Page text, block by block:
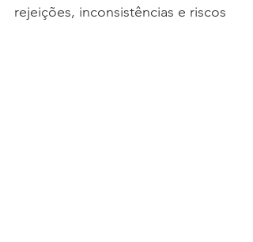
rejeições, inconsistências e riscos